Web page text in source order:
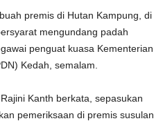
premis di Hutan Kampung, di
mengundang padah
penguat kuasa Kementerian
Kedah, semalam.
Kanth berkata, sepasukan
pemeriksaan di premis susulan